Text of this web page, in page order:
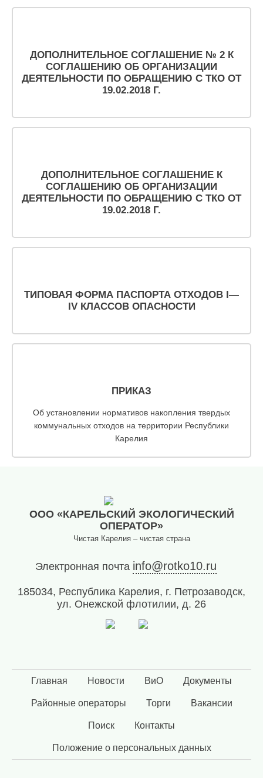
ДОПОЛНИТЕЛЬНОЕ СОГЛАШЕНИЕ № 2 К
СОГЛАШЕНИЮ ОБ ОРГАНИЗАЦИИ
ДЕЯТЕЛЬНОСТИ ПО ОБРАЩЕНИЮ С ТКО ОТ
19.02.2018 Г.
ДОПОЛНИТЕЛЬНОЕ СОГЛАШЕНИЕ К
СОГЛАШЕНИЮ ОБ ОРГАНИЗАЦИИ
ДЕЯТЕЛЬНОСТИ ПО ОБРАЩЕНИЮ С ТКО ОТ
19.02.2018 Г.
ТИПОВАЯ ФОРМА ПАСПОРТА ОТХОДОВ I—
IV КЛАССОВ ОПАСНОСТИ
ПРИКАЗ
Об установлении нормативов накопления твердых
коммунальных отходов на территории Республики
Карелия
ООО «КАРЕЛЬСКИЙ ЭКОЛОГИЧЕСКИЙ
ОПЕРАТОР»
Чистая Карелия – чистая страна
Электронная почта info@rotko10.ru
185034, Республика Карелия, г. Петрозаводск,
ул. Онежской флотилии, д. 26
Главная Новости ВиО Документы
Районные операторы Торги Вакансии
Поиск Контакты
Положение о персональных данных